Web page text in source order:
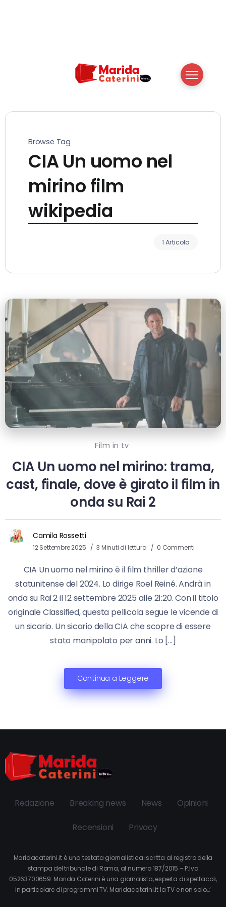
Browse Tag
CIA Un uomo nel
mirino film
wikipedia
1 Articolo
Film in tv
CIA Un uomo nel mirino: trama,
cast, finale, dove è girato il film in
onda su Rai 2
Camila Rossetti
12 Settembre 2025 3 Minuti di lettura 0 Commenti
CIA Un uomo nel mirino è il film thriller d’azione
statunitense del 2024. Lo dirige Roel Reiné. Andrà in
onda su Rai 2 il 12 settembre 2025 alle 21:20. Con il titolo
originale Classified, questa pellicola segue le vicende di
un sicario. Un sicario della CIA che scopre di essere
stato manipolato per anni. Lo […]
Continua a Leggere
Redazione Breaking news News Opinioni
Recensioni Privacy
Maridacaterini.it è una testata giornalistica iscritta al registro della
stampa del tribunale di Roma, al numero 187/2015 – P.Iva
05263700659. Marida Caterini è una giornalista, esperta di spettacoli,
in particolare di programmi TV. Maridacaterini.it la TV e non solo…’